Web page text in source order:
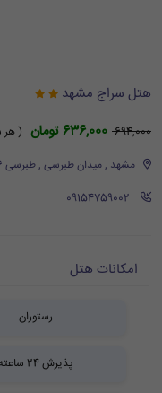
هتل سراج مشهد
694,000 636,000 تومان
(
مشهد , میدان طبرسی , طبرسی 16
‪ 09154759002
امکانات هتل
رستوران
پذیرش 24 ساعته